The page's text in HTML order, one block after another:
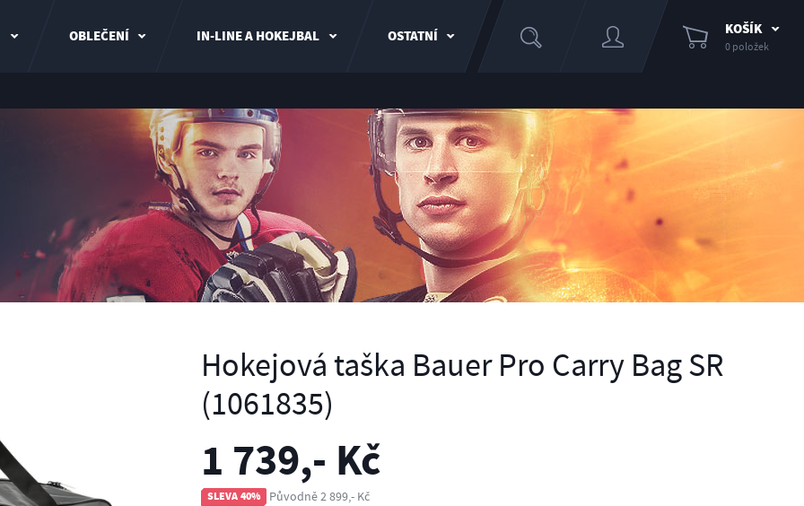
OBLEČENÍ IN-LINE A HOKEJBAL OSTATNÍ KOŠÍK
0 položek
Hokejová taška Bauer Pro Carry Bag SR
(1061835)
1 739,- Kč
SLEVA 40% Původně 2 899,- Kč